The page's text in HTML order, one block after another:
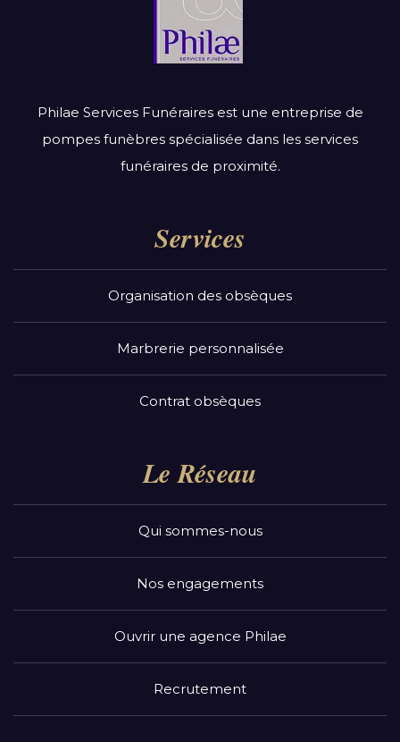
Philae Services Funéraires est une entreprise de
pompes funèbres spécialisée dans les services
funéraires de proximité.
Services
Organisation des obsèques
Marbrerie personnalisée
Contrat obsèques
Le Réseau
Qui sommes-nous
Nos engagements
Ouvrir une agence Philae
Recrutement